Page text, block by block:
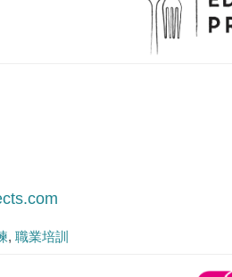
職業培訓